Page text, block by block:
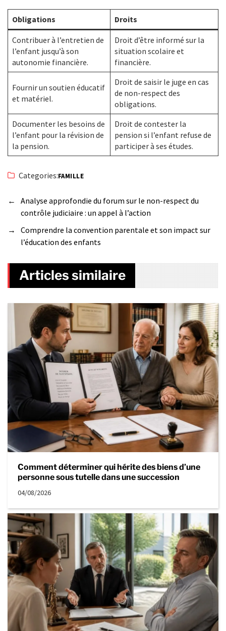
Obligations Droits
Contribuer à l’entretien de
l’enfant jusqu’à son
autonomie financière.
Droit d’être informé sur la
situation scolaire et
financière.
Fournir un soutien éducatif
et matériel.
Droit de saisir le juge en cas
de non-respect des
obligations.
Documenter les besoins de
l’enfant pour la révision de
la pension.
Droit de contester la
pension si l’enfant refuse de
participer à ses études.
Categories:FAMILLE
←
Analyse approfondie du forum sur le non-respect du
contrôle judiciaire : un appel à l’action
→
Comprendre la convention parentale et son impact sur
l’éducation des enfants
Articles similaire
Comment déterminer qui hérite des biens d’une
personne sous tutelle dans une succession
04/08/2026